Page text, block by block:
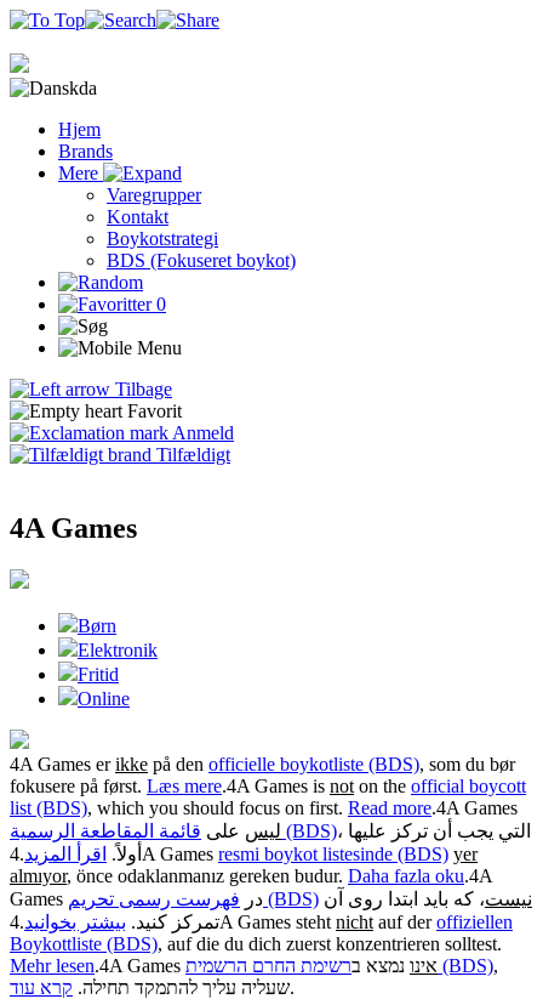
da
Hjem
Brands
Mere
Varegrupper
Kontakt
Boykotstrategi
BDS (Fokuseret boykot)
0
Tilbage
Favorit
Anmeld
Tilfældigt
4A Games
Børn
Elektronik
Fritid
Online
4A Games erikke på den officielle boykotliste (BDS), som du bør
fokusere på først. Læs mere.4A Games is not on the official boycott
list (BDS), which you should focus on first. Read more.4A Games
ليس على قائمة المقاطعة الرسمية (BDS)، التي يجب أن تركز عليها
أولاً. اقرأ المزيد. 4A Games resmi boykot listesinde (BDS) yer
almıyor, önce odaklanmanız gereken budur. Daha fazla oku.4A
Games در فهرست رسمی تحریم (BDS) نیست، که باید ابتدا روی آن
تمرکز کنید. بیشتر بخوانید. 4A Games steht nicht auf deroffiziellen
Boykottliste (BDS), auf die du dich zuerst konzentrieren solltest.
Mehr lesen.4A Games אינו נמצא ב רשימת החרם הרשמית (BDS),
שעליה עליך להתמקד תחילה. קרא עוד .